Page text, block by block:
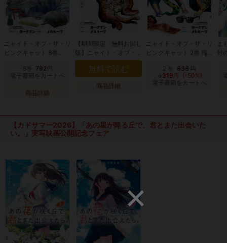
ニャイト・オブ・ザ・リ
ビングキャット 8巻
8 巻 792
電子書籍をカートへ
商品詳細
【期間限定 無料お試し
版】ニャイト・オブ・
ザ・リビングキャット 1
巻 すべてが猫になる
無料で読む
商品詳細
ニャイト・オブ・ザ・リ
ビングキャット 2巻 猫
巻 638円
319 円
(-50%)
電子書籍をカートへ
ま
【カドサマー2026】「あの星が降る丘で、君とまた出会いた
い。」実写映画公開記念フェア